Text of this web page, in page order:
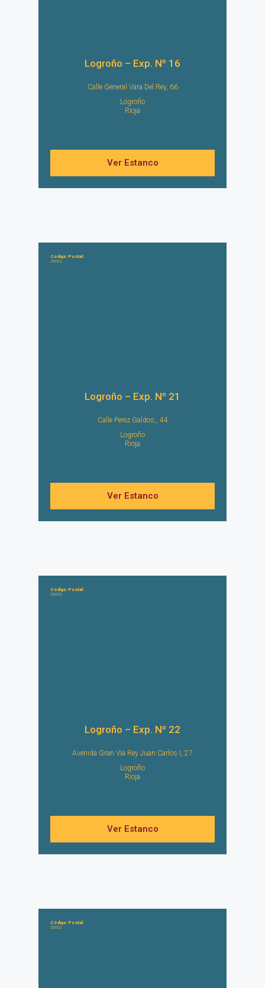
Logroño – Exp. Nº 16
Calle General Vara Del Rey, 66
Logroño
Rioja
Ver Estanco
Código Postal:
26002
Logroño – Exp. Nº 21
Calle Perez Galdos,, 44
Logroño
Rioja
Ver Estanco
Código Postal:
26002
Logroño – Exp. Nº 22
Avenida Gran Via Rey Juan Carlos I, 27
Logroño
Rioja
Ver Estanco
Código Postal:
26002